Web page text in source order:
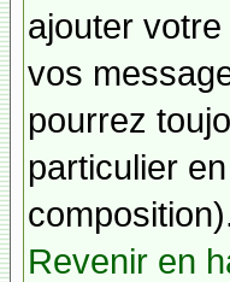
ajouter
vos
pourrez
particulier
Revenir en